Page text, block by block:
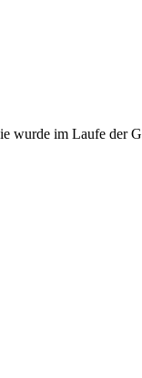
wurde im Laufe der